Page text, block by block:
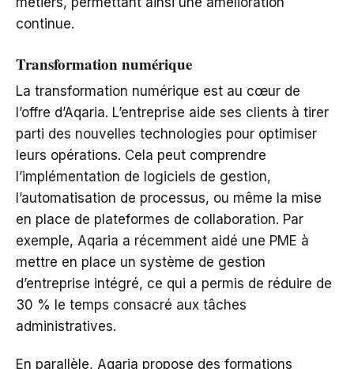
continue.
Transformation numérique
La transformation numérique est au cœur de
l’offre d’Aqaria. L’entreprise aide ses clients à tirer
parti des nouvelles technologies pour optimiser
leurs opérations. Cela peut comprendre
l’implémentation de logiciels de gestion,
l’automatisation de processus, ou même la mise
en place de plateformes de collaboration. Par
exemple, Aqaria a récemment aidé une PME à
mettre en place un système de gestion
d’entreprise intégré, ce qui a permis de réduire de
30 % le temps consacré aux tâches
administratives.
En parallèle, Aqaria propose des formations